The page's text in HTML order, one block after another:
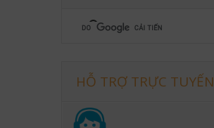
HỖ TRỢ TRỰC TUYẾN